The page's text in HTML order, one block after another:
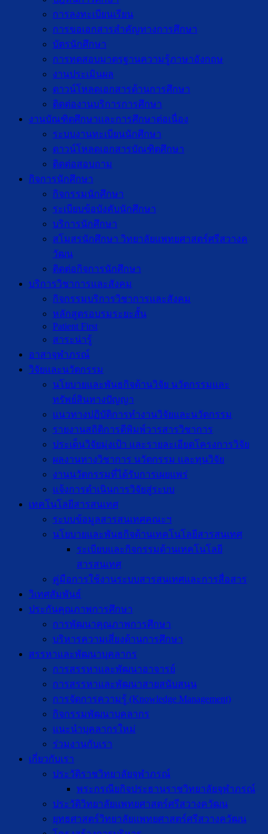
การลงทะเบียนเรียน
การขอเอกสารสำคัญทางการศึกษา
บัตรนักศึกษา
การทดสอบมาตรฐานความรู้ภาษาอังกฤษ
งานประเมินผล
ดาวน์โหลดเอกสารด้านการศึกษา
ติดต่องานบริการการศึกษา
งานบัณฑิตศึกษาเเละการศึกษาต่อเนื่อง
ระบบงานทะเบียนนักศึกษา
ดาวน์โหลดเอกสารบัณฑิตศึกษา
ติดต่อสอบถาม
กิจการนักศึกษา
กิจกรรมนักศึกษา
ระเบียบข้อบังคับนักศึกษา
บริการนักศึกษา
สโมสรนักศึกษา วิทยาลัยแพทยศาสตร์ศรีสวางค
วัฒน
ติดต่อกิจการนักศึกษา
บริการวิชาการและสังคม
กิจกรรมบริการวิชาการและสังคม
หลักสูตรอบรมระยะสั้น
Patient First
สาระน่ารู้
อาสาจุฬาภรณ์
วิจัยและนวัตกรรม
นโยบายและพันธกิจด้านวิจัย นวัตกรรมและ
ทรัพย์สินทางปัญญา
แนวทางปฏิบัติการทำงานวิจัยและนวัตกรรม
รายงานสถิติการตีพิมพ์วารสารวิชาการ
ประเด็นวิจัยมุ่งเป้า และรายละเอียดโครงการวิจัย
ผลงานทางวิชาการ นวัตกรรม และทุนวิจัย
งานนวัตกรรมที่ได้รับการเผยแพร่
แจ้งการดำเนินการวิจัยสู่ระบบ
เทคโนโลยีสารสนเทศ
ระบบข้อมูลสารสนเทศคณะฯ
นโยบายและพันธกิจด้านเทคโนโลยีสารสนเทศ
ระเบียบและกิจกรรมด้านเทคโนโลยี
สารสนเทศ
คู่มือการใช้งานระบบสารสนเทศและการสื่อสาร
วิเทศสัมพันธ์
ประกันคุณภาพการศึกษา
การพัฒนาคุณภาพการศึกษา
บริหารความเสี่ยงด้านการศึกษา
สรรหาและพัฒนาบุคลากร
การสรรหาและพัฒนาอาจารย์
การสรรหาและพัฒนาสายสนับสนุน
การจัดการความรู้ (Knowledge Management)
กิจกรรมพัฒนาบุคลากร
แนะนำบุคลากรใหม่
ร่วมงานกับเรา
เกี่ยวกับเรา
ประวัติราชวิทยาลัยจุฬาภรณ์
พระกรณียกิจประธานราชวิทยาลัยจุฬาภรณ์
ประวัติวิทยาลัยแพทยศาสตร์ศรีสวางควัฒน
ยุทธศาสตร์วิทยาลัยแพทยศาสตร์ศรีสวางควัฒน